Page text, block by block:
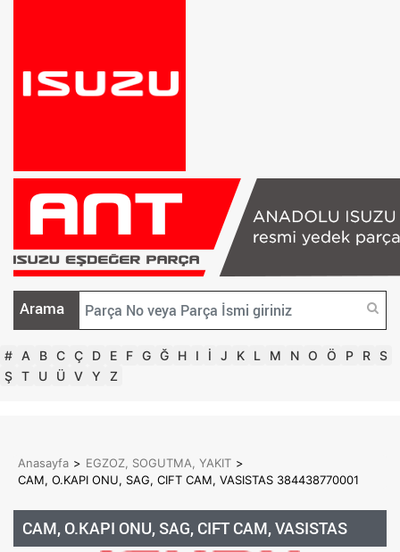
Arama
# A B C Ç D E F G Ğ H I İ J K L M N O Ö P R S
Ş T U Ü V Y Z
Anasayfa > EGZOZ, SOGUTMA, YAKIT >
CAM, O.KAPI ONU, SAG, CIFT CAM, VASISTAS 384438770001
CAM, O.KAPI ONU, SAG, CIFT CAM, VASISTAS